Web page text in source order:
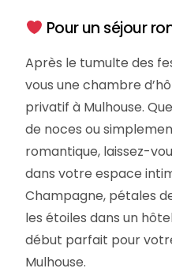
Pour un séjour
Après le tumulte des
vous une chambre
privatif à Mulhouse.
de noces ou
romantique, laissez-
dans votre espace
Champagne, pétales
les étoiles dans un
début parfait pour
Mulhouse.